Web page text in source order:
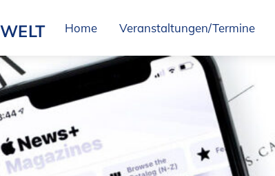
Home Veranstaltungen/Termine